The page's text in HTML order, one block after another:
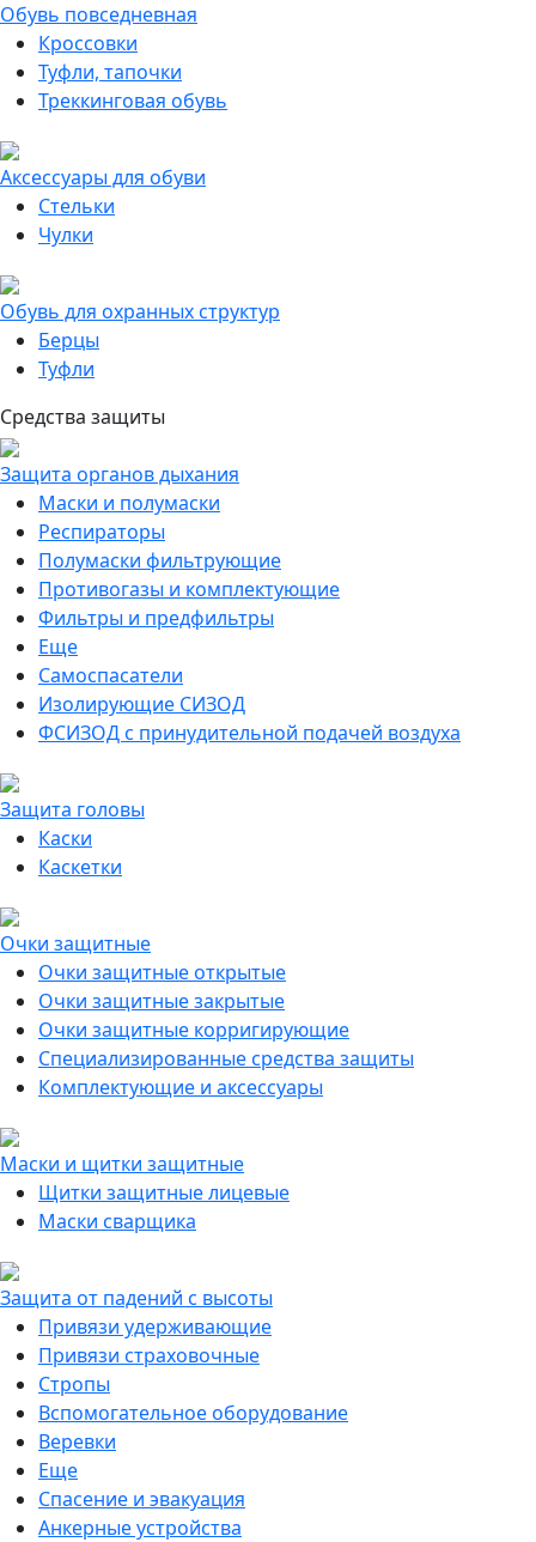
Обувь повседневная
Кроссовки
Туфли, тапочки
Треккинговая обувь
Аксессуары для обуви
Стельки
Чулки
Обувь для охранных структур
Берцы
Туфли
Средства защиты
Защита органов дыхания
Маски и полумаски
Респираторы
Полумаски фильтрующие
Противогазы и комплектующие
Фильтры и предфильтры
Еще
Самоспасатели
Изолирующие СИЗОД
ФСИЗОД с принудительной подачей воздуха
Защита головы
Каски
Каскетки
Очки защитные
Очки защитные открытые
Очки защитные закрытые
Очки защитные корригирующие
Специализированные средства защиты
Комплектующие и аксессуары
Маски и щитки защитные
Щитки защитные лицевые
Маски сварщика
Защита от падений с высоты
Привязи удерживающие
Привязи страховочные
Стропы
Вспомогательное оборудование
Веревки
Еще
Спасение и эвакуация
Анкерные устройства